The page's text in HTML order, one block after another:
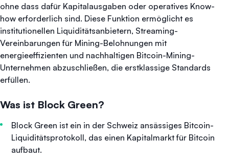
ohne dass dafür Kapitalausgaben oder operatives Know-
how erforderlich sind. Diese Funktion ermöglicht es
institutionellen Liquiditätsanbietern, Streaming-
Vereinbarungen für Mining-Belohnungen mit
energieeffizienten und nachhaltigen Bitcoin-Mining-
Unternehmen abzuschließen, die erstklassige Standards
erfüllen.
Was ist Block Green?
Block Green ist ein in der Schweiz ansässiges Bitcoin-
Liquiditätsprotokoll, das einen Kapitalmarkt für Bitcoin
aufbaut.